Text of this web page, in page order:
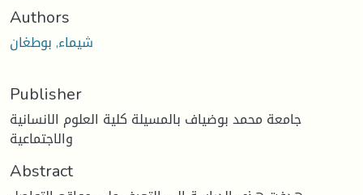
Authors
شيماء, بوطغان
Publisher
جامعة محمد بوضياف بالمسيلة كلية العلوم الانسانية
والاجتماعية
Abstract